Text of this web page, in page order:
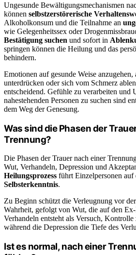
Ungesunde Bewältigungsmechanismen
können selbstzerstörerische
Alkoholkonsum und die Teilnahme an
wie Gelegenheitssex oder
Bestätigung suchen und sofort in
springen können die Heilung und das
behindern.
Emotionen auf gesunde Weise anzugehen,
unterdrücken oder sich vom Schmerz
entscheidend. Gefühle zu verarbeiten und
nahestehenden Personen zu suchen sind
dem Weg der Genesung.
Was sind die Phasen der
Trennung?
Die Phasen der Trauer nach einer
Wut, Verhandeln, Depression und
Heilungsprozess führt Einzelpersonen auf
Selbsterkenntnis.
Zu Beginn schützt die Verleugnung vor
Wahrheit, gefolgt von Wut, die auf den
Verhandeln entsteht als Versuch,
während die Depression die Tiefe des
Ist es normal, nach einer